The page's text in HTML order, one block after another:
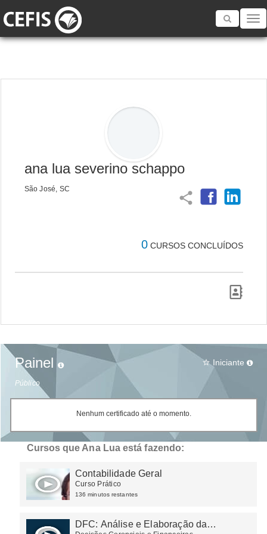
Toggle
ana lua severino schappo
São José, SC
share
0 CURSOS CONCLUÍDOS
Painel
Público
star_border Iniciante
Nenhum certificado até o momento.
Cursos que Ana Lua está fazendo:
Contabilidade Geral
Curso Prático
136 minutos restantes
DFC: Análise e Elaboração da